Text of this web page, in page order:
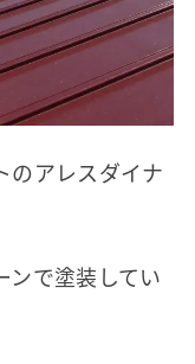
のアレスダイナ
ンで塗装してい